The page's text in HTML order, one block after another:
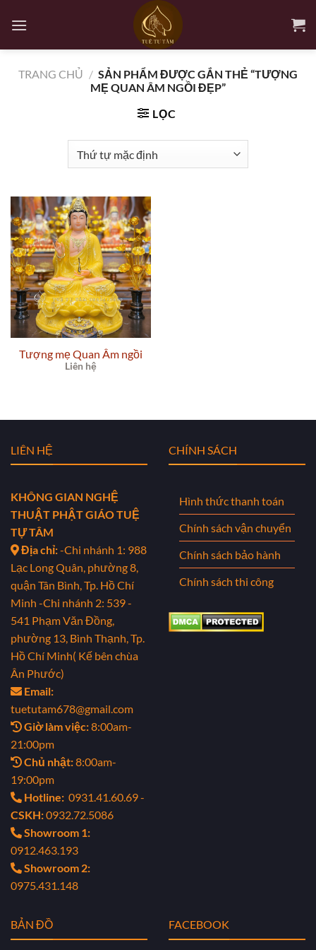
qua
TRANG CHỦ / SẢN PHẨM ĐƯỢC GẮN THẺ “TƯỢNG
MẸ QUAN ÂM NGỒI ĐẸP”
LỌC
Tượng mẹ Quan Âm ngồi
Liên hệ
LIÊN HỆ
KHÔNG GIAN NGHỆ
THUẬT PHẬT GIÁO TUỆ
TỰ TÂM
Địa chỉ:-Chi nhánh 1: 988
Lạc Long Quân, phường 8,
quận Tân Bình, Tp. Hồ Chí
Minh -Chi nhánh 2: 539 -
541 Phạm Văn Đồng,
phường 13, Bình Thạnh, Tp.
Hồ Chí Minh( Kế bên chùa
Ân Phước)
Email:
tuetutam678@gmail.com
Giờ làm việc:8:00am-
21:00pm
Chủ nhật:8:00am-
19:00pm
Hotline: 0931.41.60.69 -
CSKH:0932.72.5086
Showroom 1:
0912.463.193
Showroom 2:
0975.431.148
CHÍNH SÁCH
Hình thức thanh toán
Chính sách vận chuyển
Chính sách bảo hành
Chính sách thi công
BẢN ĐỒ FACEBOOK